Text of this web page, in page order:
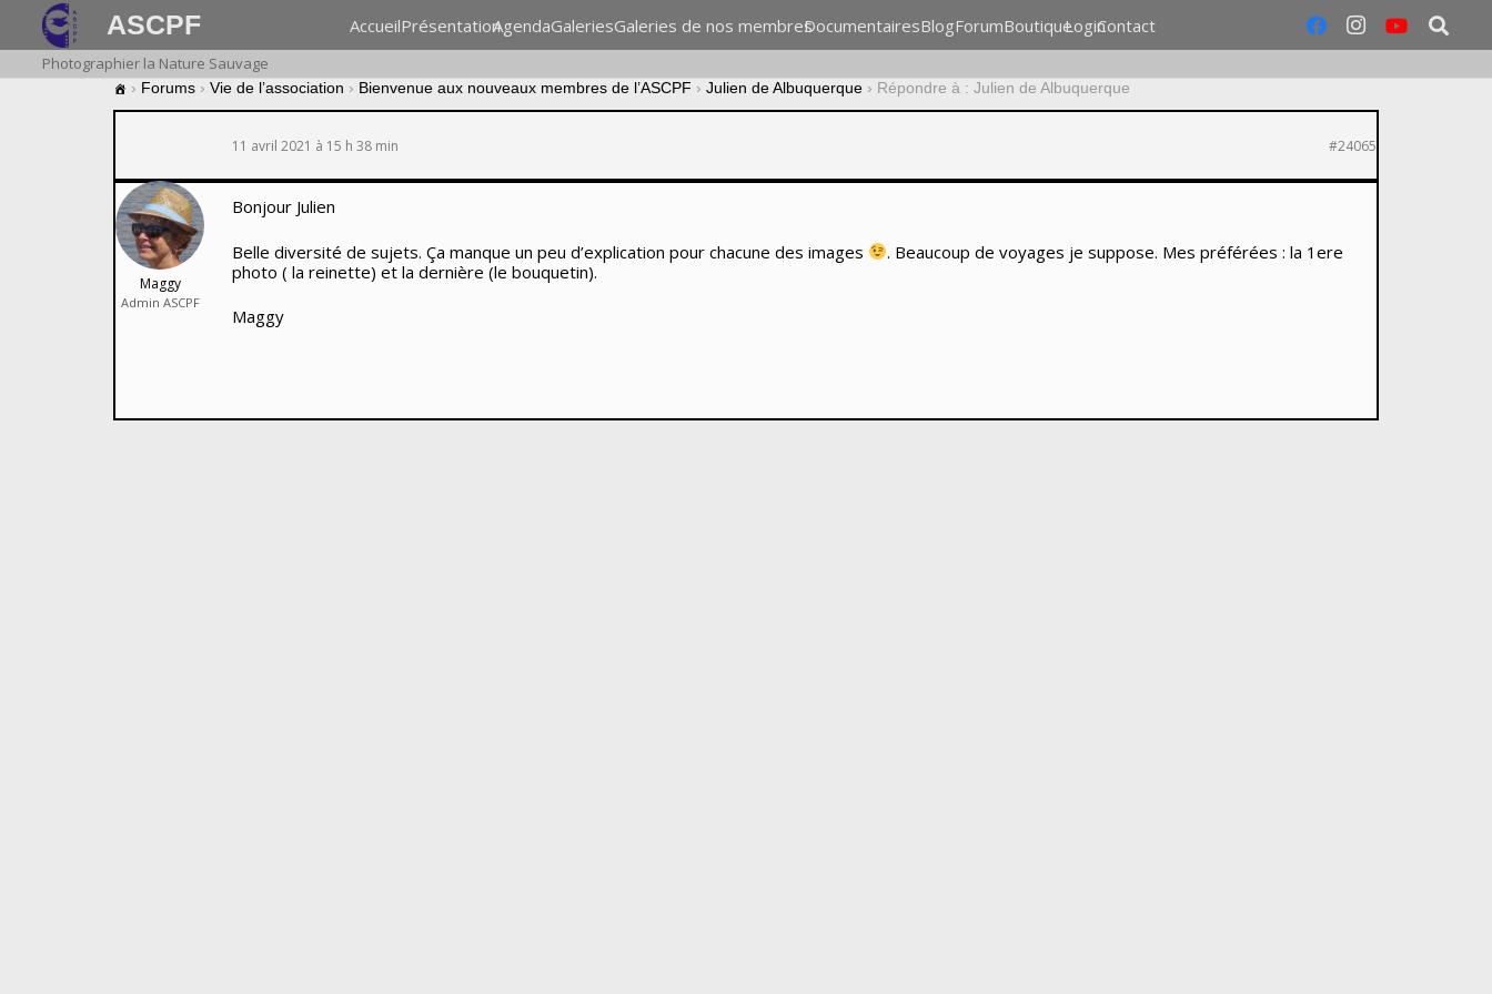
ASCPF AccueilPrésentationAgendaGaleriesGaleries de nos membresDocumentairesBlogForumBoutiqueLoginContact
Photographier la Nature Sauvage
› Forums › Vie de l’association › Bienvenue aux nouveaux membres de l’ASCPF › Julien de Albuquerque › Répondre à : Julien de Albuquerque
11 avril 2021 à 15 h 38 min #24065
Maggy
Admin ASCPF
Bonjour Julien
Belle diversité de sujets. Ça manque un peu d’explication pour chacune des images
. Beaucoup de voyages je suppose. Mes préférées : la 1ere
photo ( la reinette) et la dernière (le bouquetin).
Maggy